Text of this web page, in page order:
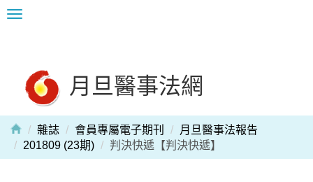
Toggle
月旦醫事法網
雜誌 會員專屬電子期刊
月旦醫事法報告
201809 (23期)
判決快遞【判決快遞】